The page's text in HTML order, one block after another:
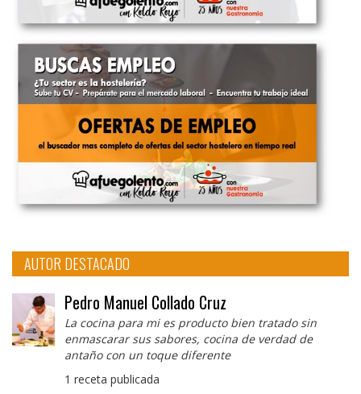
AUTOR DESTACADO
Pedro Manuel Collado Cruz
La cocina para mi es producto bien tratado sin
enmascarar sus sabores, cocina de verdad de
antaño con un toque diferente
1 receta publicada